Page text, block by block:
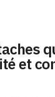
et